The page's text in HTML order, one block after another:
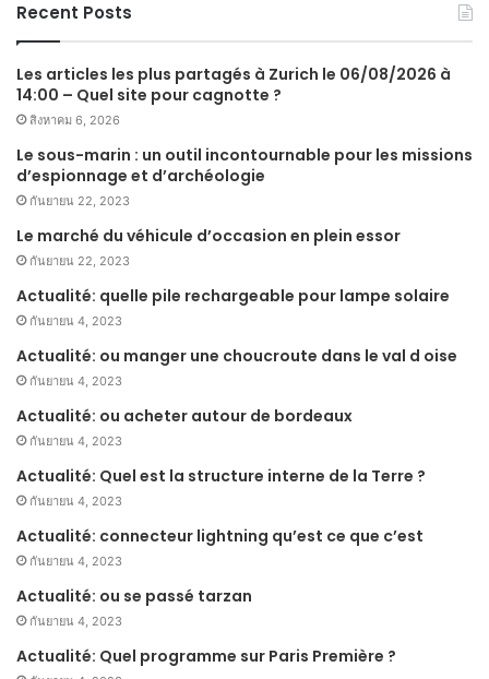
Recent Posts
Les articles les plus partagés à Zurich le 06/08/2026 à
14:00 – Quel site pour cagnotte ?
สิงหาคม 6, 2026
Le sous-marin : un outil incontournable pour les missions
d’espionnage et d’archéologie
กันยายน 22, 2023
Le marché du véhicule d’occasion en plein essor
กันยายน 22, 2023
Actualité: quelle pile rechargeable pour lampe solaire
กันยายน 4, 2023
Actualité: ou manger une choucroute dans le val d oise
กันยายน 4, 2023
Actualité: ou acheter autour de bordeaux
กันยายน 4, 2023
Actualité: Quel est la structure interne de la Terre ?
กันยายน 4, 2023
Actualité: connecteur lightning qu’est ce que c’est
กันยายน 4, 2023
Actualité: ou se passé tarzan
กันยายน 4, 2023
Actualité: Quel programme sur Paris Première ?